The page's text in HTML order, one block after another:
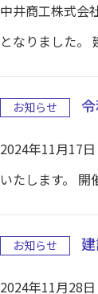
中井商工株式会
となりました。
お知らせ
2024年11月17
いたします。
お知らせ
2024年11月28